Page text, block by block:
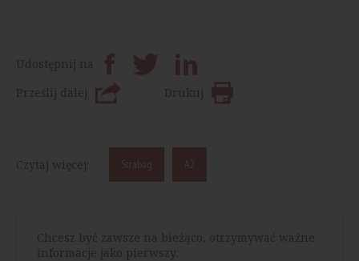
Udostępnij na
Prześlij dalej
Drukuj
Czytaj więcej: Strabag A2
Chcesz być zawsze na bieżąco, otrzymywać ważne
informacje jako pierwszy.